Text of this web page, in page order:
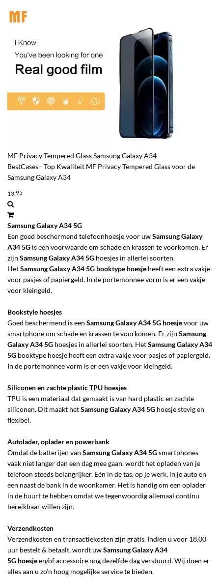
MF Privacy Tempered Glass Samsung Galaxy A34
BestCases - Top Kwaliteit MF Privacy Tempered Glass voor de
Samsung Galaxy A34
13,95
Samsung Galaxy A34 5G
Een goed beschermend telefoonhoesje voor uwSamsung Galaxy
A34 5G is een voorwaarde om schade en krassen te voorkomen. Er
zijn Samsung Galaxy A34 5G hoesjes in allerlei soorten.
HetSamsung Galaxy A34 5G booktype hoesje heeft een extra vakje
voor pasjes of papiergeld. In de portemonnee vorm is er een vakje
voor kleingeld.
Bookstyle hoesjes
Goed beschermend is een Samsung Galaxy A34 5G hoesjevoor uw
smartphone om schade en krassen te voorkomen. Er zijn Samsung
Galaxy A34 5G hoesjes in allerlei soorten. HetSamsung Galaxy A34
5G booktype hoesje heeft een extra vakje voor pasjes of papiergeld.
In de portemonnee vorm is er een vakje voor kleingeld.
Siliconen en zachte plastic TPU hoesjes
TPU is een materiaal dat gemaakt is van hard plastic en zachte
siliconen. Dit maakt hetSamsung Galaxy A34 5G hoesje stevig en
flexibel.
Autolader, oplader en powerbank
Omdat de batterijen van Samsung Galaxy A34 5Gsmartphones
vaak niet langer dan een dag mee gaan, wordt het opladen van je
telefoon steeds belangrijker. Eén in de tas, op je werk, in je auto en
een naast de bank in de woonkamer. Het is handig om een oplader
in de buurt te hebben omdat we tegenwoordig allemaal continu
bereikbaar willen zijn.
Verzendkosten
Verzendkosten en transactiekosten zijn gratis. Indien u voor 18.00
uur bestelt & betaalt, wordt uwSamsung Galaxy A34
5G hoesjeen/of accessoire nog dezelfde dag verstuurd. Wij doen er
alles aan u zo’n hoog mogelijke service te bieden.